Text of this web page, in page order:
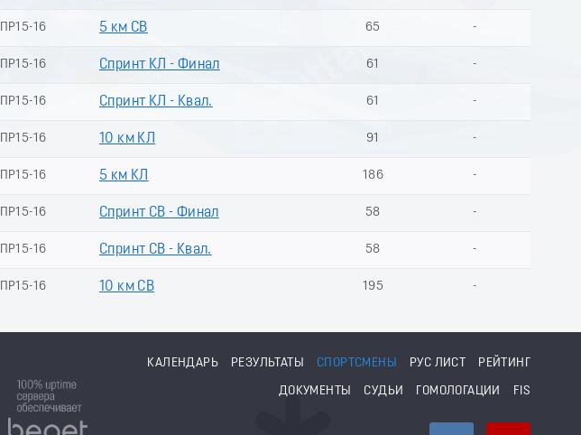
ПР15-16 5 км СВ 65 -
ПР15-16 Спринт КЛ - Финал 61 -
ПР15-16 Спринт КЛ - Квал. 61 -
ПР15-16 10 км КЛ 91 -
ПР15-16 5 км КЛ 186 -
ПР15-16 Спринт СВ - Финал 58 -
ПР15-16 Спринт СВ - Квал. 58 -
ПР15-16 10 км СВ 195 -
КАЛЕНДАРЬ РЕЗУЛЬТАТЫ СПОРТСМЕНЫ РУС ЛИСТ РЕЙТИНГ
ДОКУМЕНТЫ СУДЬИ ГОМОЛОГАЦИИ FIS